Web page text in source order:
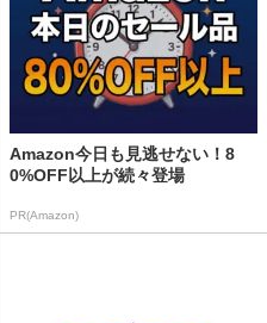
Amazon今日も見逃せない！8
0%OFF以上が続々登場
PR(Amazon)